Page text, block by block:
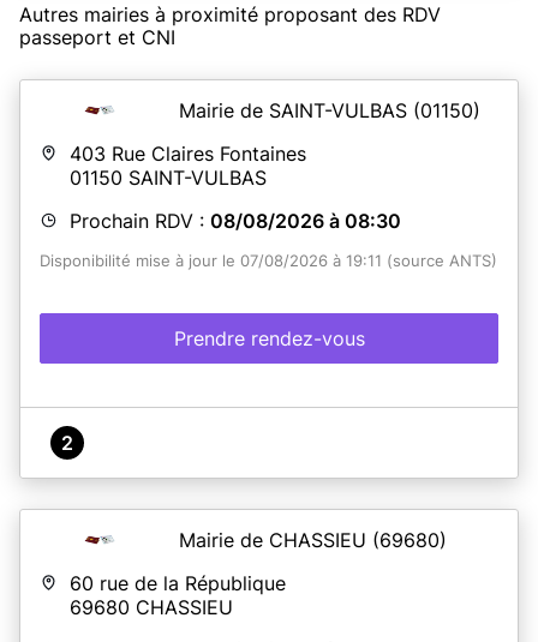
Autres mairies à proximité proposant des RDV
passeport et CNI
Mairie de SAINT-VULBAS (01150)
403 Rue Claires Fontaines
01150 SAINT-VULBAS
Prochain RDV : 08/08/2026 à 08:30
Disponibilité mise à jour le 07/08/2026 à 19:11 (source ANTS)
Prendre rendez-vous
2
Mairie de CHASSIEU (69680)
60 rue de la République
69680 CHASSIEU